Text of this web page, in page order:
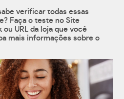
verificar todas essas
Faça o teste no Site
URL da loja que você
mais informações sobre o